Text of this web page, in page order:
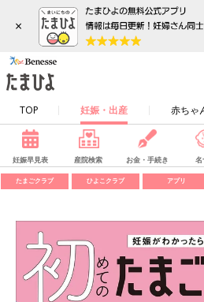
×
TOP 妊娠・出産 赤ちゃ
妊娠早見表 産院検索 お金・手続き 名
たまごクラブ ひよこクラブ アプリ